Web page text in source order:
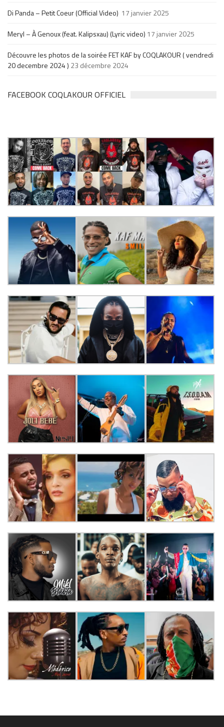
Di Panda – Petit Coeur (Official Video) 17 janvier 2025
Meryl – À Genoux (feat. Kalipsxau) (Lyric video) 17 janvier 2025
Découvre les photos de la soirée FET KAF by COQLAKOUR ( vendredi
20 decembre 2024 ) 23 décembre 2024
FACEBOOK COQLAKOUR OFFICIEL